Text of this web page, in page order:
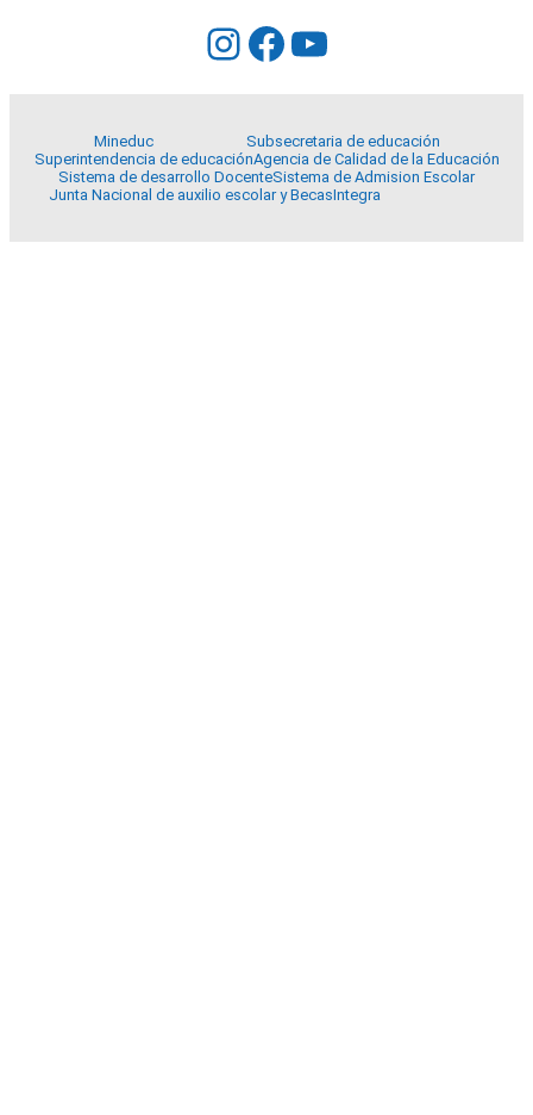
Instagram
Facebook
YouTube
Mineduc
Subsecretaria de educación
Superintendencia de educaciónAgencia de Calidad de la Educación
Sistema de desarrollo DocenteSistema de Admision Escolar
Junta Nacional de auxilio escolar y BecasIntegra